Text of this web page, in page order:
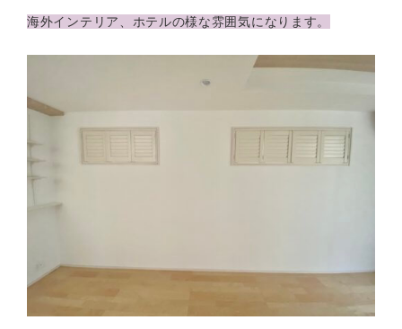
海外インテリア、ホテルの様な雰囲気になります。